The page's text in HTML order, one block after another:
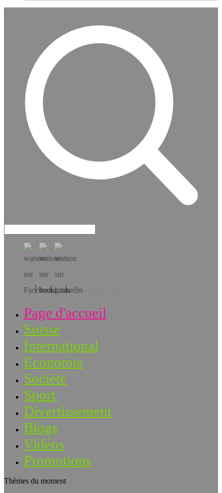
Téléchargez l’app!
Page d'accueil
Suisse
International
Economie
Société
Sport
Divertissement
Blogs
Vidéos
Promotions
Thèmes du moment